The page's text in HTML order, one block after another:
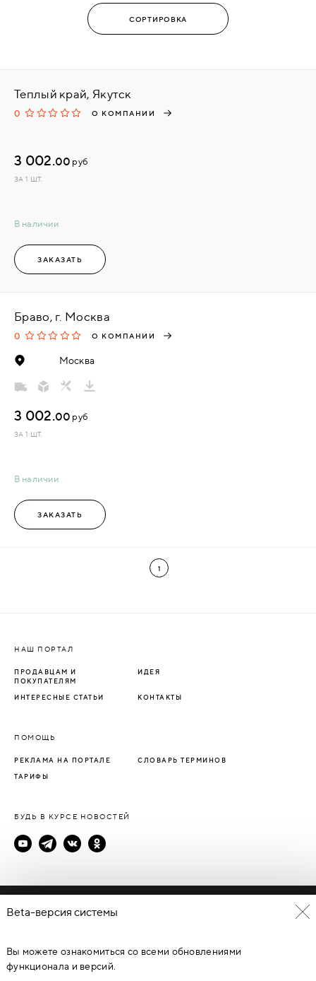
Теплый край, Якутск
0 О КОМПАНИИ
В наличии
3 002.00 руб
ЗА 1 ШТ.
ЗАКАЗАТЬ
Браво, г. Москва
0 О КОМПАНИИ
Москва
В наличии
3 002.00 руб
ЗА 1 ШТ.
ЗАКАЗАТЬ
1
НАШ ПОРТАЛ
ПРОДАВЦАМ И
ПОКУПАТЕЛЯМ
ИДЕЯ
ИНТЕРЕСНЫЕ СТАТЬИ КОНТАКТЫ
ПОМОЩЬ
РЕКЛАМА НА ПОРТАЛЕ СЛОВАРЬ ТЕРМИНОВ
ТАРИФЫ
БУДЬ В КУРСЕ НОВОСТЕЙ
Политика конфиденциальности
© Каталог дверей - DverProf, 2021-2026Материалы сайта
являются объектами авторского права. Запрещается
копирование, распространение, любое использование
Beta-версия системы
Вы можете ознакомиться со всеми обновлениями
функционала и версий.